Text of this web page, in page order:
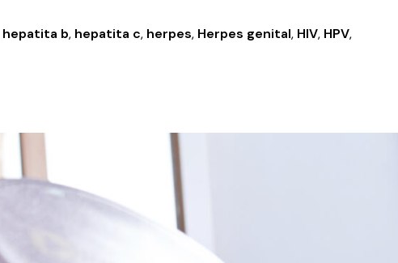
cu
transmitere
importantă,
chiar
și
hepatita b, hepatita c, herpes, Herpes genital, HIV, HPV,